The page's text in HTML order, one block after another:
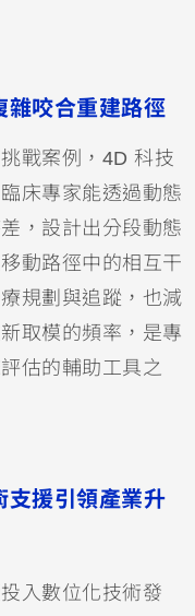
雜咬合重建路徑
戰案例，4D 科技
床專家能透過動態
，設計出分段動態
動路徑中的相互干
規劃與追蹤，也減
取模的頻率，是專
估的輔助工具之
支援引領產業升
入數位化技術發